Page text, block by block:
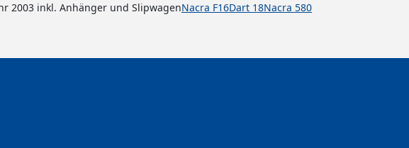
2003 inkl. Anhänger und SlipwagenNacra F16Dart 18Nacra 580